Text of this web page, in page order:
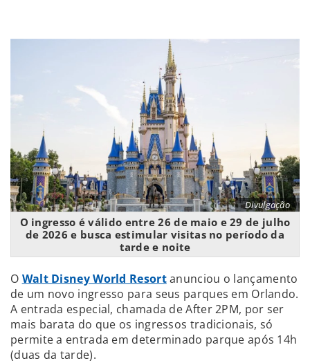
Divulgação
O ingresso é válido entre 26 de maio e 29 de julho
de 2026 e busca estimular visitas no período da
tarde e noite
O Walt Disney World Resortanunciou o lançamento
de um novo ingresso para seus parques em Orlando.
A entrada especial, chamada de After 2PM, por ser
mais barata do que os ingressos tradicionais, só
permite a entrada em determinado parque após 14h
(duas da tarde).